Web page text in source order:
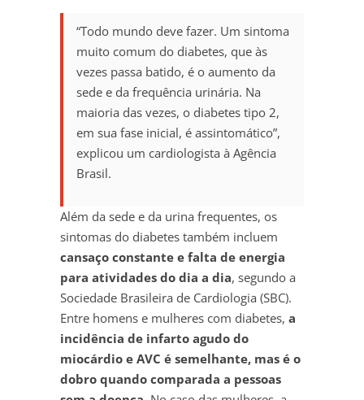
“Todo mundo deve fazer. Um sintoma
muito comum do diabetes, que às
vezes passa batido, é o aumento da
sede e da frequência urinária. Na
maioria das vezes, o diabetes tipo 2,
em sua fase inicial, é assintomático”,
explicou um cardiologista à Agência
Brasil.
Além da sede e da urina frequentes, os
sintomas do diabetes também incluem
cansaço constante e falta de energia
para atividades do dia a dia, segundo a
Sociedade Brasileira de Cardiologia (SBC).
Entre homens e mulheres com diabetes, a
incidência de infarto agudo do
miocárdio e AVC é semelhante, mas é o
dobro quando comparada a pessoas